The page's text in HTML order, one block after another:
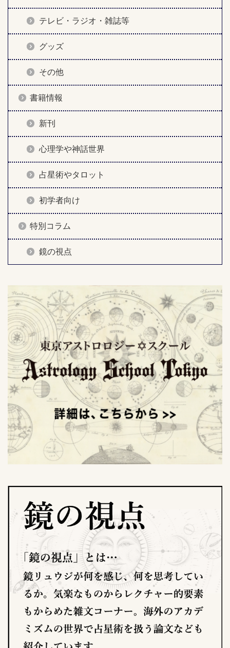
テレビ・ラジオ・雑誌等
グッズ
その他
書籍情報
新刊
心理学や神話世界
占星術やタロット
初学者向け
特別コラム
鏡の視点